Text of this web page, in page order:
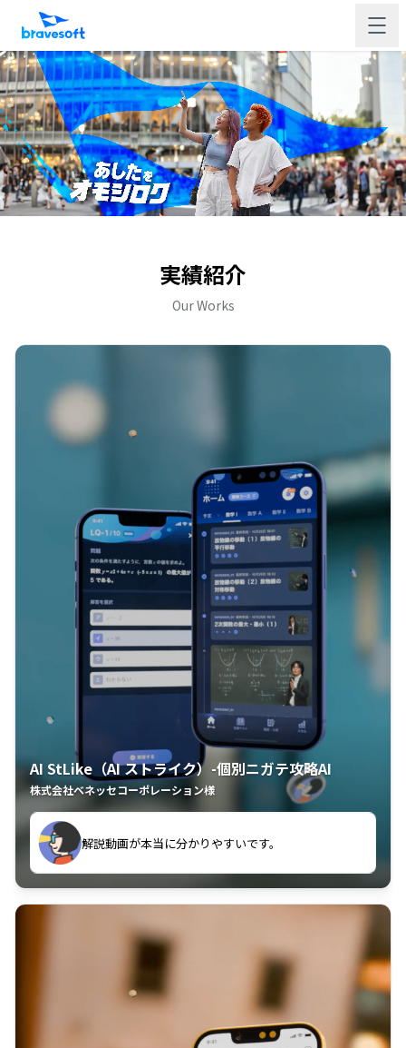
実績紹介
Our Works
AI StLike（AI ストライク）-個別ニガテ攻略AI
株式会社ベネッセコーポレーション様
古文漢文を主に使わせていただいているが、復習する
のに非常に役立っている。
解説動画が本当に分かりやすいです。